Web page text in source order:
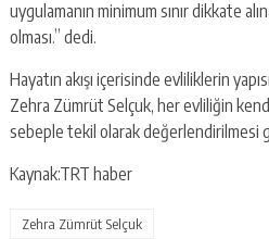
uygulamanın minimum sınır dikkate
olması.” dedi.
Hayatın akışı içerisinde evliliklerin
Zehra Zümrüt Selçuk, her evliliğin
sebeple tekil olarak değerlendirilmesi
Kaynak:TRT haber
Zehra Zümrüt Selçuk